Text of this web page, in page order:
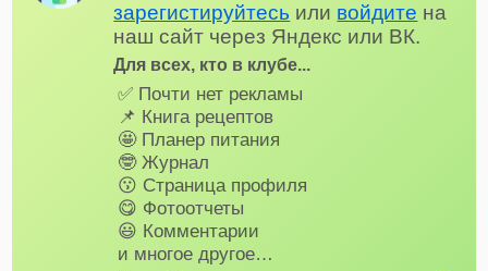
зарегистируйтесь или войдите на
наш сайт через Яндекс или ВК.
Для всех, кто в клубе...
✅ Почти нет рекламы
📌 Книга рецептов
🤩 Планер питания
🤓 Журнал
😗 Страница профиля
😋 Фотоотчеты
😃 Комментарии
и многое другое…